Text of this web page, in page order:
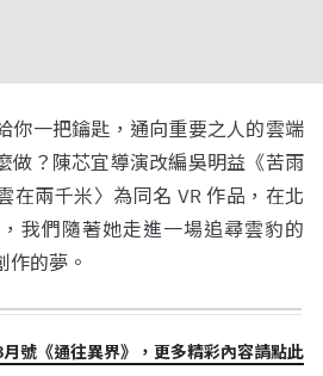
你一把鑰匙，通向重要之人的雲端
做？陳芯宜導演改編吳明益《苦雨
在兩千米〉為同名 VR 作品，在北
我們隨著她走進一場追尋雲豹的
作的夢。
號《通往異界》，更多精彩內容請點此